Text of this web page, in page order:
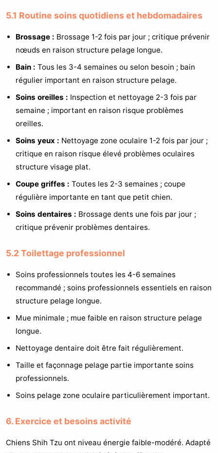
5.1 Routine soins quotidiens et hebdomadaires
Brossage : Brossage 1-2 fois par jour ; critique prévenir
nœuds en raison structure pelage longue.
Bain : Tous les 3-4 semaines ou selon besoin ; bain
régulier important en raison structure pelage.
Soins oreilles : Inspection et nettoyage 2-3 fois par
semaine ; important en raison risque problèmes
oreilles.
Soins yeux : Nettoyage zone oculaire 1-2 fois par jour ;
critique en raison risque élevé problèmes oculaires
structure visage plat.
Coupe griffes : Toutes les 2-3 semaines ; coupe
régulière importante en tant que petit chien.
Soins dentaires : Brossage dents une fois par jour ;
critique prévenir problèmes dentaires.
5.2 Toilettage professionnel
Soins professionnels toutes les 4-6 semaines
recommandé ; soins professionnels essentiels en raison
structure pelage longue.
Mue minimale ; mue faible en raison structure pelage
longue.
Nettoyage dentaire doit être fait régulièrement.
Taille et façonnage pelage partie importante soins
professionnels.
Soins pelage zone oculaire particulièrement important.
6. Exercice et besoins activité
Chiens Shih Tzu ont niveau énergie faible-modéré. Adapté